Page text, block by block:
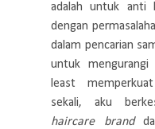
adalah untuk anti
dengan
dalam pencarian
untuk
least
sekali, aku
haircare brand